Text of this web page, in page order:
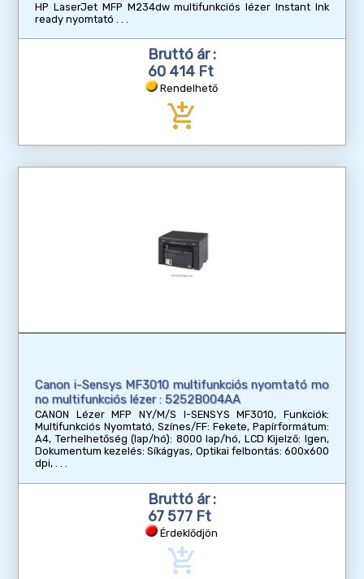
HP LaserJet MFP M234dw multifunkciós lézer Instant Ink
ready nyomtató
Bruttó ár :
60 414 Ft
Rendelhető
add_shopping_cart
Canon i-Sensys MF3010 multifunkciós nyomtató mo
no multifunkciós lézer : 5252B004AA
CANON Lézer MFP NY/M/S I-SENSYS MF3010, Funkciók:
Multifunkciós Nyomtató, Színes/FF: Fekete, Papírformátum:
A4, Terhelhetőség (lap/hó): 8000 lap/hó, LCD Kijelző: Igen,
Dokumentum kezelés: Síkágyas, Optikai felbontás: 600x600
dpi,
Bruttó ár :
67 577 Ft
Érdeklődjön
add_shopping_cart